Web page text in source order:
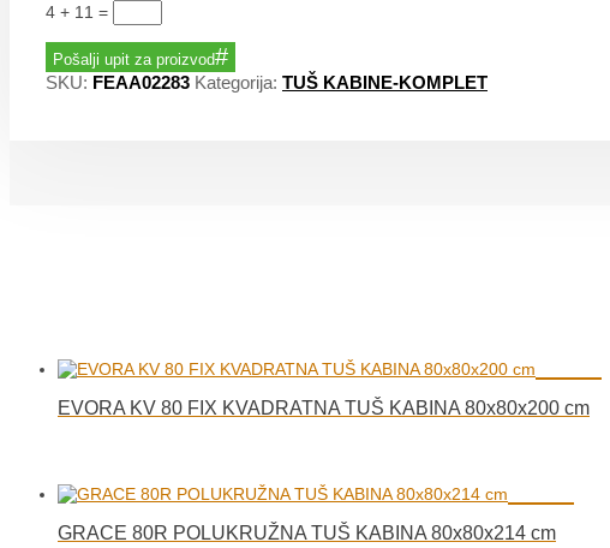
4 + 11 =
Pošalji upit za proizvod
SKU: FEAA02283 Kategorija: TUŠ KABINE-KOMPLET
EVORA KV 80 FIX KVADRATNA TUŠ KABINA 80x80x200 cm
GRACE 80R POLUKRUŽNA TUŠ KABINA 80x80x214 cm